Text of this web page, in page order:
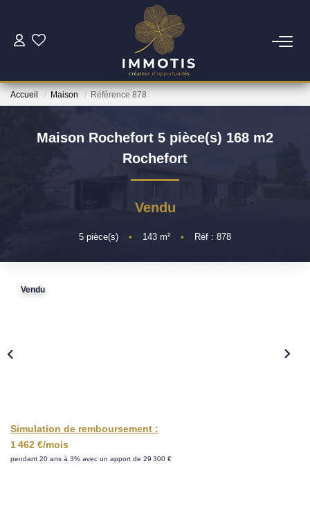
ESTIMER
Nos Biens
Nos Services
LOUER
Accueil Maison Référence 878
Maison Rochefort 5 pièce(s) 168 m2
Rochefort
Vendu
5 pièce(s) • 143 m² • Réf : 878
Vendu
Simulation de remboursement :
1 462 €/mois
pendant 20 ans à 3% avec un apport de 29 300 €